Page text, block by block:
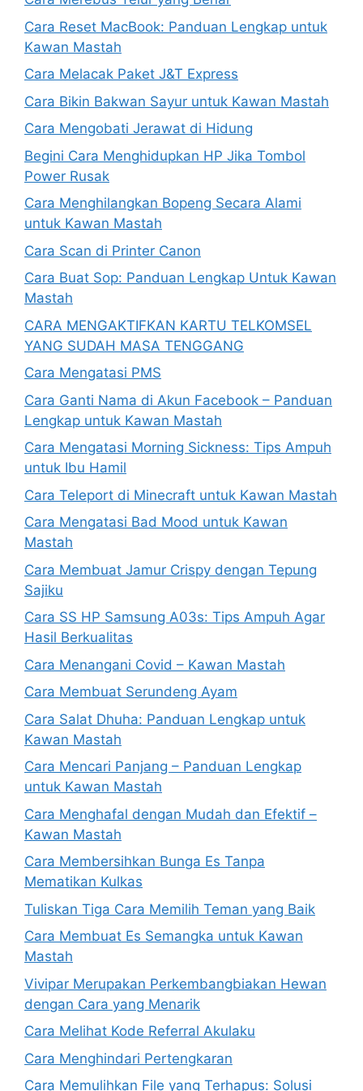
Cara Reset MacBook: Panduan Lengkap untuk
Kawan Mastah
Cara Melacak Paket J&T Express
Cara Bikin Bakwan Sayur untuk Kawan Mastah
Cara Mengobati Jerawat di Hidung
Begini Cara Menghidupkan HP Jika Tombol
Power Rusak
Cara Menghilangkan Bopeng Secara Alami
untuk Kawan Mastah
Cara Scan di Printer Canon
Cara Buat Sop: Panduan Lengkap Untuk Kawan
Mastah
CARA MENGAKTIFKAN KARTU TELKOMSEL
YANG SUDAH MASA TENGGANG
Cara Mengatasi PMS
Cara Ganti Nama di Akun Facebook – Panduan
Lengkap untuk Kawan Mastah
Cara Mengatasi Morning Sickness: Tips Ampuh
untuk Ibu Hamil
Cara Teleport di Minecraft untuk Kawan Mastah
Cara Mengatasi Bad Mood untuk Kawan
Mastah
Cara Membuat Jamur Crispy dengan Tepung
Sajiku
Cara SS HP Samsung A03s: Tips Ampuh Agar
Hasil Berkualitas
Cara Menangani Covid – Kawan Mastah
Cara Membuat Serundeng Ayam
Cara Salat Dhuha: Panduan Lengkap untuk
Kawan Mastah
Cara Mencari Panjang – Panduan Lengkap
untuk Kawan Mastah
Cara Menghafal dengan Mudah dan Efektif –
Kawan Mastah
Cara Membersihkan Bunga Es Tanpa
Mematikan Kulkas
Tuliskan Tiga Cara Memilih Teman yang Baik
Cara Membuat Es Semangka untuk Kawan
Mastah
Vivipar Merupakan Perkembangbiakan Hewan
dengan Cara yang Menarik
Cara Melihat Kode Referral Akulaku
Cara Menghindari Pertengkaran
Cara Memulihkan File yang Terhapus: Solusi